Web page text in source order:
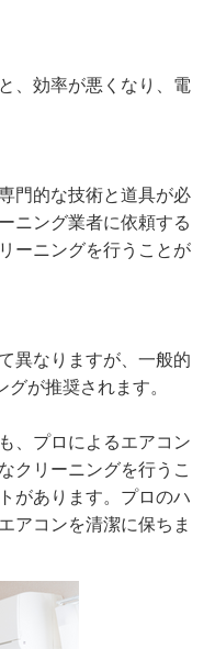
、効率が悪くなり、電
門的な技術と道具が必
ニング業者に依頼する
ーニングを行うことが
異なりますが、一般的
が推奨されます。
、プロによるエアコン
クリーニングを行うこ
があります。プロのハ
アコンを清潔に保ちま